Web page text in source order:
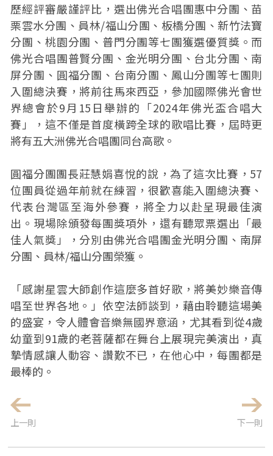
歷經評審嚴謹評比，選出佛光合唱團惠中分團、苗
栗雲水分團、員林/福山分團、板橋分團、新竹法寶
分團、桃園分團、普門分團等七團獲選優質獎。而
佛光合唱團普賢分團、金光明分團、台北分團、南
屏分團、圓福分團、台南分團、鳳山分團等七團則
入圍總決賽，將前往馬來西亞，參加國際佛光會世
界總會於9月15日舉辦的「2024年佛光盃合唱大
賽」，這不僅是首度橫跨全球的歌唱比賽，屆時更
將有五大洲佛光合唱團同台高歌。
圓福分團團長莊慧娟喜悅的說，為了這次比賽，57
位團員從過年前就在練習，很歡喜能入圍總決賽、
代表台灣區至海外參賽，將全力以赴呈現最佳演
出。現場除頒發每團獎項外，還有聽眾票選出「最
佳人氣獎」，分別由佛光合唱團金光明分團、南屏
分團、員林/福山分團榮獲。
「感謝星雲大師創作這麼多首好歌，將美妙樂音傳
唱至世界各地。」依空法師談到，藉由聆聽這場美
的盛宴，令人體會音樂無國界意涵，尤其看到從4歲
幼童到91歲的老菩薩都在舞台上展現完美演出，真
摯情感讓人動容、讚歎不已，在他心中，每團都是
最棒的。
上一則 下一則